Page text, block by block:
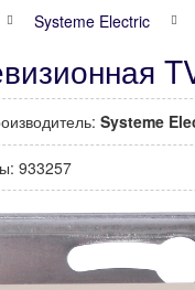
Systeme Electric
Systeme
933257